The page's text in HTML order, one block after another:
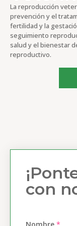
La reproducción
prevención y el
fertilidad y la
seguimiento
salud y el bienestar
reproductivo.
con
Nombre *